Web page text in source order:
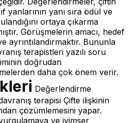
yanlarının yanı sıra ödül ve
ortaya çıkarma
Görüşmelerin amacı, hedef
ayrıntılandırmaktır. Bununla
terapistleri yazılı soru
doğrudan
daha çok önem verir.
Değerlendirme
terapisi Çifte ilişkinin
çözümlemesini yapar.
ve iyimser